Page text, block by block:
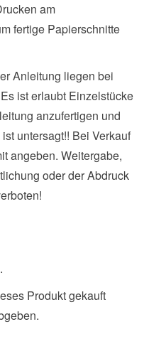
am
fertige Papierschnitte
Anleitung liegen bei
ist erlaubt Einzelstücke
anzufertigen und
untersagt!! Bei Verkauf
angeben. Weitergabe,
oder der Abdruck
Produkt gekauft